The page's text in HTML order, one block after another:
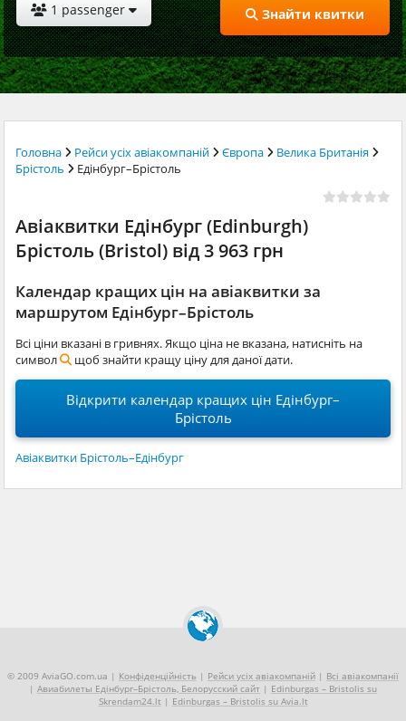
1 passenger Знайти квитки
Головна Рейси усіх авіакомпаній Європа
Велика Британія
Брістоль
Едінбург–Брістоль
Авіаквитки Едінбург (Edinburgh)
Брістоль (Bristol) від 3 963 грн
Календар кращих цін на авіаквитки за
маршрутом Едінбург–Брістоль
Всі ціни вказані в гривнях. Якщо ціна не вказана, натисніть на
символ
щоб знайти кращу ціну для даної дати.
Відкрити календар кращих цін Едінбург–
Брістоль
Авіаквитки Брістоль–Едінбург
© 2009 AviaGO.com.ua | Конфіденційність | Рейси усіх авіакомпаній | Всі авіакомпанії
| Авиабилеты Едінбург–Брістоль, Белорусский сайт | Edinburgas – Bristolis su
Skrendam24.lt | Edinburgas – Bristolis su Avia.lt